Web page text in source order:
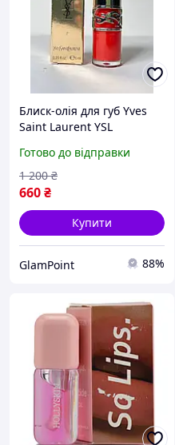
Блиск-олія для губ Yves
Saint Laurent YSL
#07
Готово до відправки
660₴
1 200 ₴
Купити
GlamPoint 88%